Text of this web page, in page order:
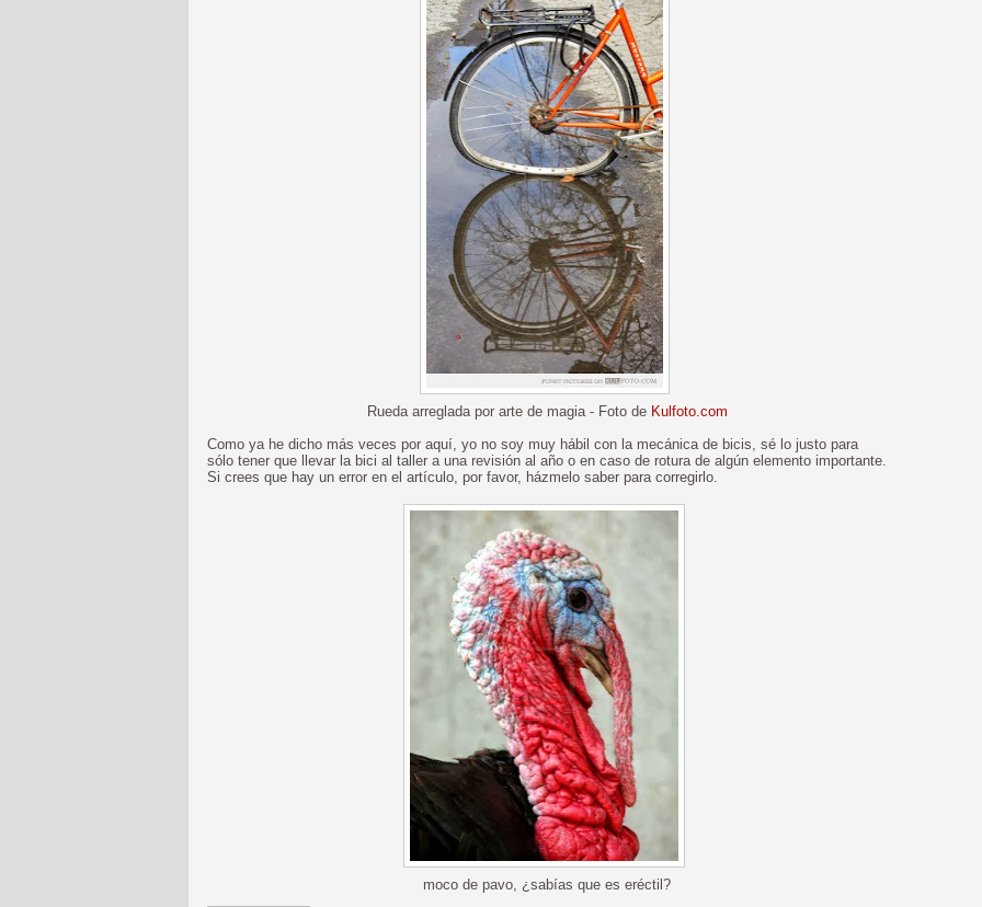
Rueda arreglada por arte de magia - Foto de Kulfoto.com
Como ya he dicho más veces por aquí, yo no soy muy hábil con la mecánica de bicis, sé lo justo para
sólo tener que llevar la bici al taller a una revisión al año o en caso de rotura de algún elemento importante.
Si crees que hay un error en el artículo, por favor, házmelo saber para corregirlo.
moco de pavo, ¿sabías que es eréctil?